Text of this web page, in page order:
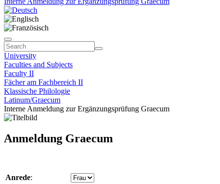
University
Faculties and Subjects
Faculty II
Fächer am Fachbereich II
Klassische Philologie
Latinum/Graecum
Interne Anmeldung zur Ergänzungsprüfung Graecum
Anmeldung Graecum
Anrede: